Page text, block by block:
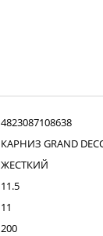
4823087108638
КАРНИЗ GRAND
ЖЕСТКИЙ
11.5
11
200